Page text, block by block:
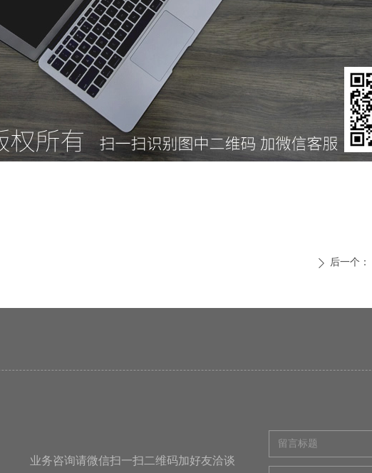
ꄲ 后一个：
业务咨询请微信扫一扫二维码加好友洽谈